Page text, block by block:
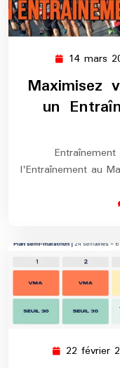
14 mars
Maximisez
un
l'Entraînement au
22 février